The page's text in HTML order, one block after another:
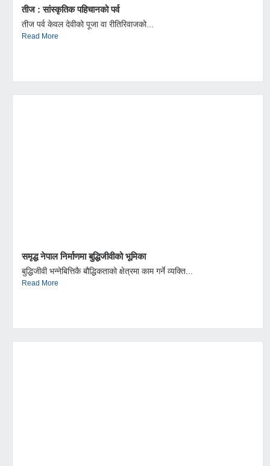
तीज : सांस्कृतिक पहिचानको पर्व
तीज पर्व केवल देवीको पूजा वा रीतिरिवाजको...
Read More
समृद्ध नेपाल निर्माणमा बुद्धिजीवीको भूमिका
बुद्धिजीवी भन्नेबित्तिकै बौद्धिकताको क्षेत्रमा काम गर्ने व्यक्ति...
Read More